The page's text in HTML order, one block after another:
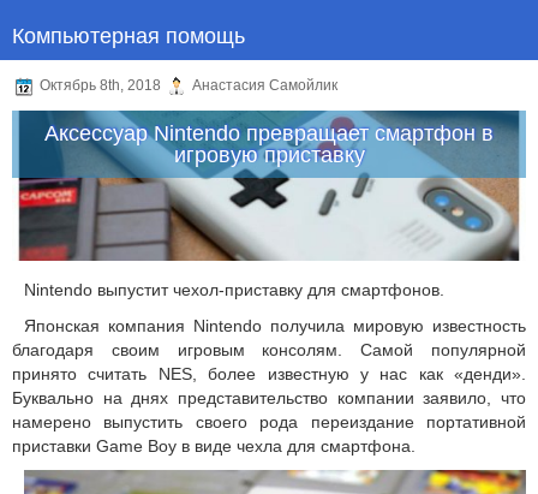
Компьютерная помощь
Октябрь 8th, 2018 Анастасия Самойлик
Аксессуар Nintendo превращает смартфон в
игровую приставку
Nintendo выпустит чехол-приставку для смартфонов.
Японская компания Nintendo получила мировую известность
благодаря своим игровым консолям. Самой популярной
принято считать NES, более известную у нас как «денди».
Буквально на днях представительство компании заявило, что
намерено выпустить своего рода переиздание портативной
приставки Game Boy в виде чехла для смартфона.